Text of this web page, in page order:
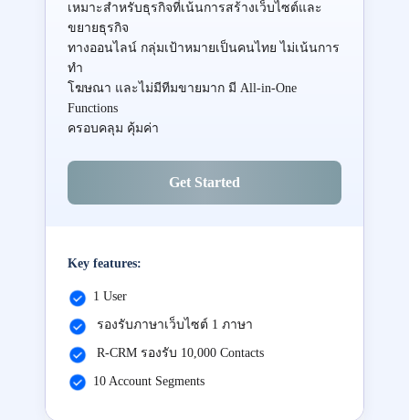
เหมาะสำหรับธุรกิจที่เน้นการสร้างเว็บไซต์และ
ขยายธุรกิจ
ทางออนไลน์ กลุ่มเป้าหมายเป็นคนไทย ไม่เน้นการ
ทำ
โฆษณา และไม่มีทีมขายมาก มี All-in-One
Functions
ครอบคลุม คุ้มค่า
Get Started
Key features:
1 User
รองรับภาษาเว็บไซต์ 1 ภาษา
R-CRM รองรับ 10,000 Contacts
10 Account Segments